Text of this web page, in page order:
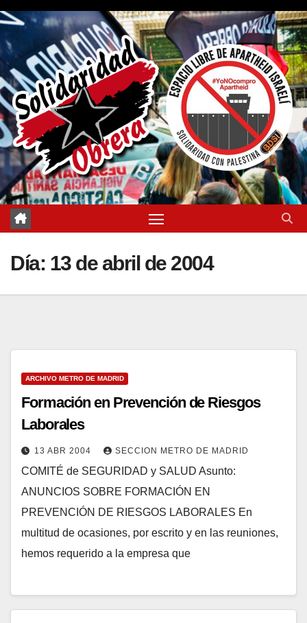
Saltar
contenido
Día: 13 de abril de 2004
ARCHIVO METRO DE MADRID
Formación en Prevención de Riesgos
Laborales
13 ABR 2004 SECCION METRO DE MADRID
COMITÉ de SEGURIDAD y SALUD Asunto:
ANUNCIOS SOBRE FORMACIÓN EN
PREVENCIÓN DE RIESGOS LABORALES En
multitud de ocasiones, por escrito y en las reuniones,
hemos requerido a la empresa que